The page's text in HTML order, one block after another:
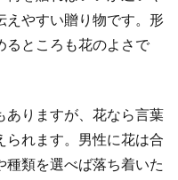
えやすい贈り物です。形
るところも花のよさで
ありますが、花なら言葉
られます。男性に花は合
種類を選べば落ち着いた